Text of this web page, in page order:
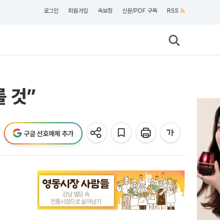
로그인 회원가입 속보창 신문/PDF 구독 RSS
것”
구글 선호매체 추가